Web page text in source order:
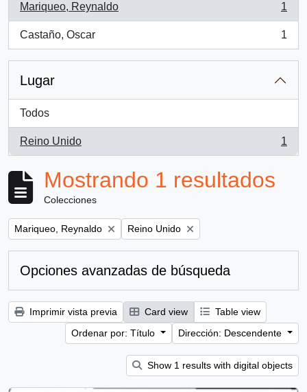
Mariqueo, Reynaldo
, 1 resultados
1
Castaño, Oscar
, 1 resultados
1
Lugar
Todos
Reino Unido
, 1 resultados
1
Mostrando 1 resultados
Colecciones
Remove filter:
Mariqueo, Reynaldo Remove filter:
Reino Unido
Opciones avanzadas de búsqueda
Imprimir vista previa Card view
Table view
Ordenar por: Título
Dirección: Descendente
Show 1 results with digital objects